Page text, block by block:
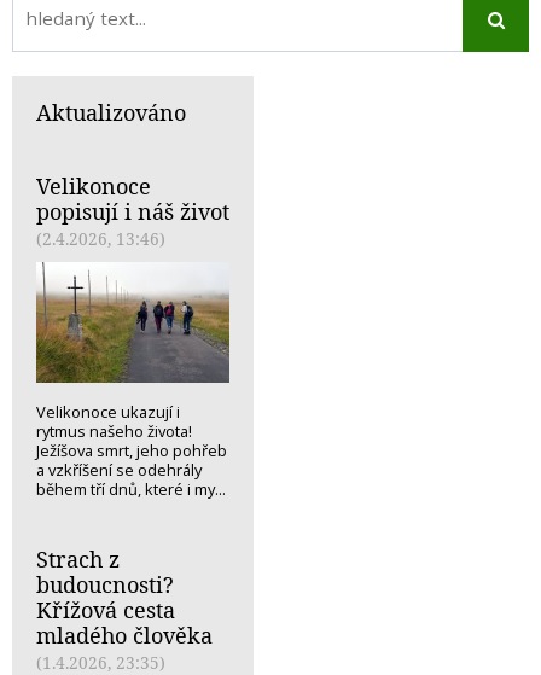
Aktualizováno
Velikonoce
popisují i náš život
(2.4.2026, 13:46)
Velikonoce ukazují i
rytmus našeho života!
Ježíšova smrt, jeho pohřeb
a vzkříšení se odehrály
během tří dnů, které i my...
Strach z
budoucnosti?
Křížová cesta
mladého člověka
(1.4.2026, 23:35)